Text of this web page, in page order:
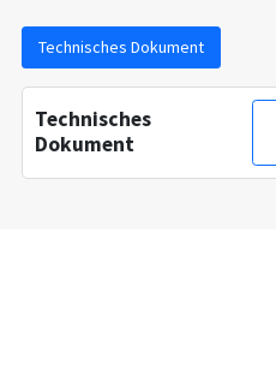
Technisches Dokument
Technisches
Dokument